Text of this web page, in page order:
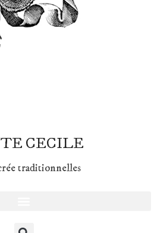
CECILE
traditionnelles